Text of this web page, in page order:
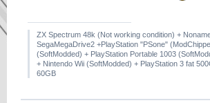
ZX Spectrum 48k (Not working condition) +
SegaMegaDrive2 +PlayStation "PSone"
(SoftModded) + PlayStation Portable 1003
+ Nintendo Wii (SoftModded) + PlayStation 3 fat
60GB